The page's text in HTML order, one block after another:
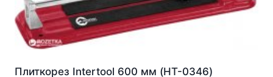
Плиткорез Intertool 600 мм (HT-0346)